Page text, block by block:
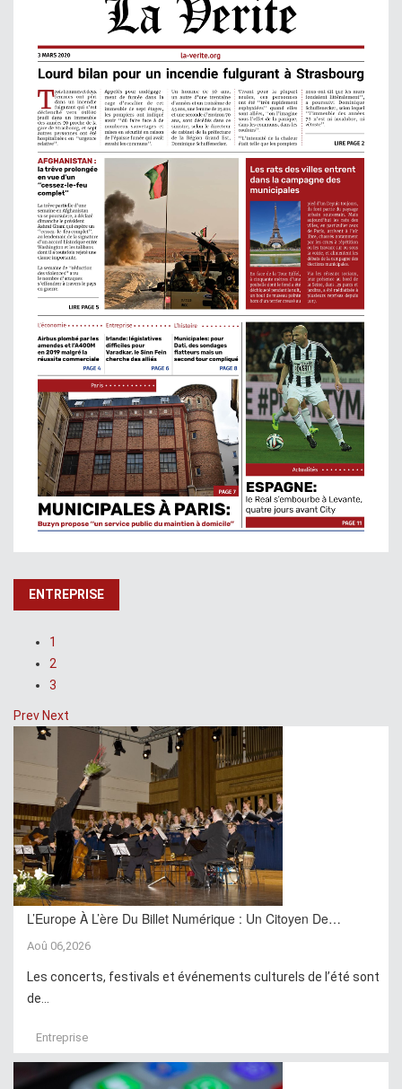
ENTREPRISE
1
2
3
Prev Next
L’Europe À L’ère Du Billet Numérique : Un Citoyen De…
Aoû 06,2026
Les concerts, festivals et événements culturels de l’été sont
de...
Entreprise